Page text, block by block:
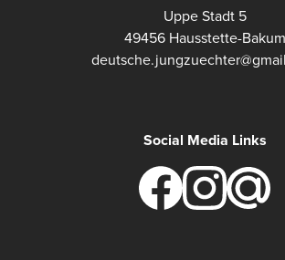
Uppe Stadt 5
49456 Hausstette-Bakum
Social Media Links